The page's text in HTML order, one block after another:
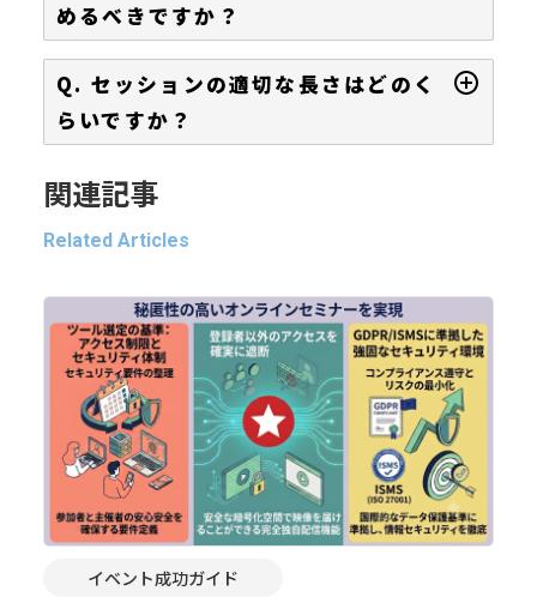
めるべきですか？
Q. セッションの適切な長さはどのく
らいですか？
関連記事
Related Articles
イベント成功ガイド